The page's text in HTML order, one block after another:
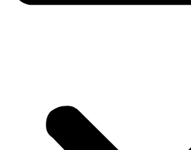
CONFIGURAÇÕES DE COOKIES
Sobre
Contato
Carreira